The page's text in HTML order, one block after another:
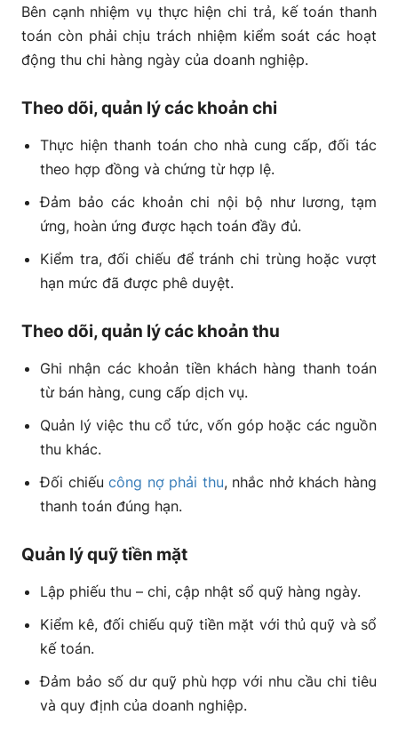
Bên cạnh nhiệm vụ thực hiện chi trả, kế toán thanh
toán còn phải chịu trách nhiệm kiểm soát các hoạt
động thu chi hàng ngày của doanh nghiệp.
Theo dõi, quản lý các khoản chi
Thực hiện thanh toán cho nhà cung cấp, đối tác
theo hợp đồng và chứng từ hợp lệ.
Đảm bảo các khoản chi nội bộ như lương, tạm
ứng, hoàn ứng được hạch toán đầy đủ.
Kiểm tra, đối chiếu để tránh chi trùng hoặc vượt
hạn mức đã được phê duyệt.
Theo dõi, quản lý các khoản thu
Ghi nhận các khoản tiền khách hàng thanh toán
từ bán hàng, cung cấp dịch vụ.
Quản lý việc thu cổ tức, vốn góp hoặc các nguồn
thu khác.
Đối chiếucông nợ phải thu, nhắc nhở khách hàng
thanh toán đúng hạn.
Quản lý quỹ tiền mặt
Lập phiếu thu – chi, cập nhật sổ quỹ hàng ngày.
Kiểm kê, đối chiếu quỹ tiền mặt với thủ quỹ và sổ
kế toán.
Đảm bảo số dư quỹ phù hợp với nhu cầu chi tiêu
và quy định của doanh nghiệp.